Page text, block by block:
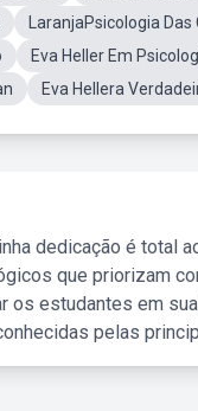
LaranjaPsicologia
Eva Heller Em
Eva Hellera
dedicação é total
que priorizam
os estudantes em
pelas